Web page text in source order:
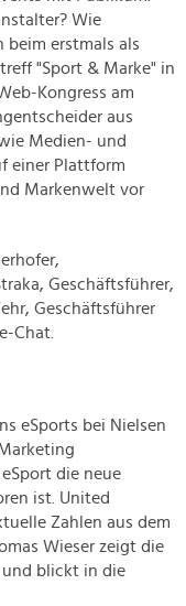
Wie
beim erstmals als
"Sport & Marke" in
Kongress am
aus
Medien- und
einer Plattform
Markenwelt vor
Geschäftsführer,
Geschäftsführer
Chat.
eSports bei Nielsen
die neue
ist. United
Zahlen aus dem
Wieser zeigt die
und blickt in die